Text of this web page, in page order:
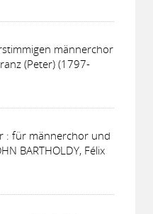
männerchor
(Peter) (1797-
: für männerchor und
BARTHOLDY, Félix